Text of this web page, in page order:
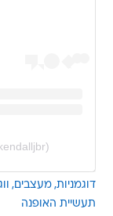
דוגמניות מעצבים
תעשיית האופנה